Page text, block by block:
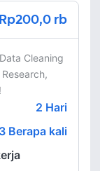
Rp200,0 rb
Cleaning
2 Hari
3 Berapa kali